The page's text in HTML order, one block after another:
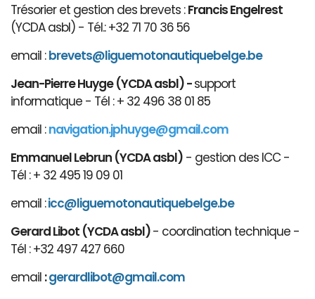
Trésorier et gestion des brevets :Francis Engelrest
(YCDA asbl) - Tél.: +32 71 70 36 56
email :brevets@liguemotonautiquebelge.be
Jean-Pierre Huyge (YCDA asbl) -support
informatique - Tél : + 32 496 38 01 85
email :navigation.jphuyge@gmail.com
Emmanuel Lebrun (YCDA asbl) - gestion des ICC -
Tél : + 32 495 19 09 01
email :icc@liguemotonautiquebelge.be
Gerard Libot (YCDA asbl)- coordination technique -
Tél : +32 497 427 660
email :gerardlibot@gmail.com